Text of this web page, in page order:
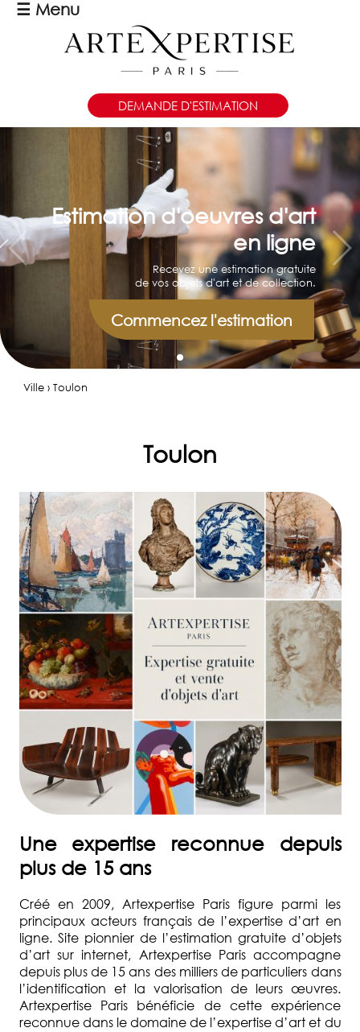
06
80
ESTIMER
UN
OBJET
VENDRE
UNE
OEUVRE
INVENTAIRE
DE
☰ Menu
DEMANDE D'ESTIMATION
Estimation d'oeuvres d'art
en ligne
Recevez une estimation gratuite
de vos objets d'art et de collection.
Commencez l'estimation
Ville › Toulon
Toulon
Une expertise reconnue depuis
plus de 15 ans
Créé en 2009, Artexpertise Paris figure parmi les
principaux acteurs français de l’expertise d’art en
ligne. Site pionnier de l’estimation gratuite d’objets
d’art sur internet, Artexpertise Paris accompagne
depuis plus de 15 ans des milliers de particuliers dans
l’identification et la valorisation de leurs œuvres.
Artexpertise Paris bénéficie de cette expérience
reconnue dans le domaine de l’expertise d’art et du